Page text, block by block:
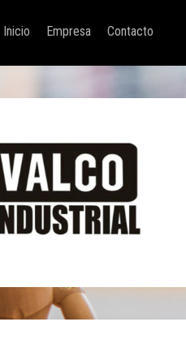
Inicio Empresa Contacto